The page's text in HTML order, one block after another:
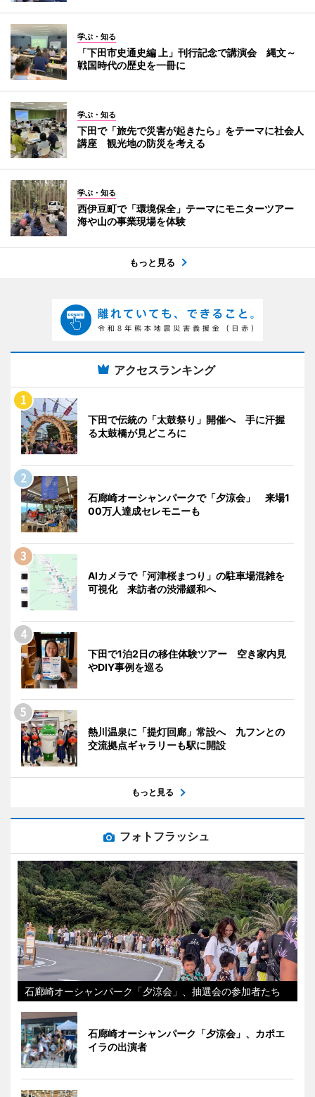
学ぶ・知る
「下田市史通史編 上」刊行記念で講演会 縄文～
戦国時代の歴史を一冊に
学ぶ・知る
下田で「旅先で災害が起きたら」をテーマに社会人
講座 観光地の防災を考える
学ぶ・知る
西伊豆町で「環境保全」テーマにモニターツアー
海や山の事業現場を体験
もっと見る
アクセスランキング
下田で伝統の「太鼓祭り」開催へ 手に汗握
る太鼓橋が見どころに
石廊崎オーシャンパークで「夕涼会」 来場1
00万人達成セレモニーも
AIカメラで「河津桜まつり」の駐車場混雑を
可視化 来訪者の渋滞緩和へ
下田で1泊2日の移住体験ツアー 空き家内見
やDIY事例を巡る
熱川温泉に「提灯回廊」常設へ 九フンとの
交流拠点ギャラリーも駅に開設
もっと見る
フォトフラッシュ
石廊崎オーシャンパーク「夕涼会」、抽選会の参加者たち
石廊崎オーシャンパーク「夕涼会」、カポエ
イラの出演者